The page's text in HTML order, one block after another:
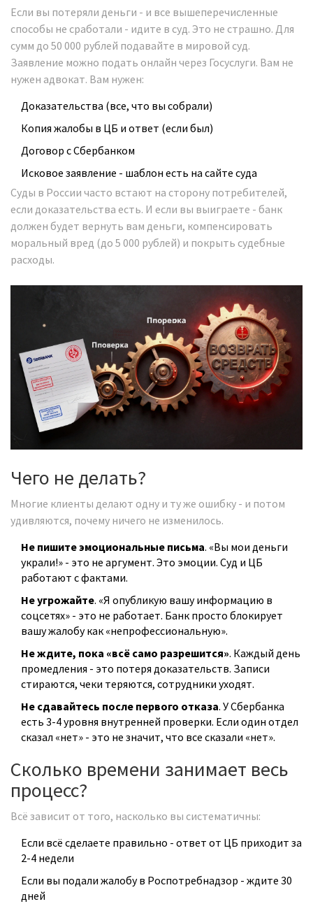
Если вы потеряли деньги - и все вышеперечисленные
способы не сработали - идите в суд. Это не страшно. Для
сумм до 50 000 рублей подавайте в мировой суд.
Заявление можно подать онлайн через Госуслуги. Вам не
нужен адвокат. Вам нужен:
Доказательства (все, что вы собрали)
Копия жалобы в ЦБ и ответ (если был)
Договор с Сбербанком
Исковое заявление - шаблон есть на сайте суда
Суды в России часто встают на сторону потребителей,
если доказательства есть. И если вы выиграете - банк
должен будет вернуть вам деньги, компенсировать
моральный вред (до 5 000 рублей) и покрыть судебные
расходы.
Чего не делать?
Многие клиенты делают одну и ту же ошибку - и потом
удивляются, почему ничего не изменилось.
Не пишите эмоциональные письма. «Вы мои деньги
украли!» - это не аргумент. Это эмоции. Суд и ЦБ
работают с фактами.
Не угрожайте. «Я опубликую вашу информацию в
соцсетях» - это не работает. Банк просто блокирует
вашу жалобу как «непрофессиональную».
Не ждите, пока «всё само разрешится». Каждый день
промедления - это потеря доказательств. Записи
стираются, чеки теряются, сотрудники уходят.
Не сдавайтесь после первого отказа. У Сбербанка
есть 3-4 уровня внутренней проверки. Если один отдел
сказал «нет» - это не значит, что все сказали «нет».
Сколько времени занимает весь
процесс?
Всё зависит от того, насколько вы систематичны:
Если всё сделаете правильно - ответ от ЦБ приходит за
2-4 недели
Если вы подали жалобу в Роспотребнадзор - ждите 30
дней